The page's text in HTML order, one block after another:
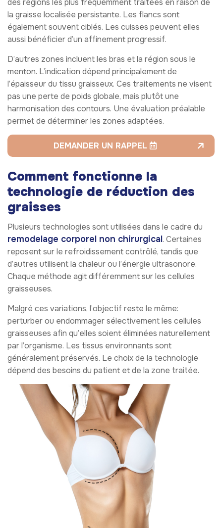
la graisse localisée persistante. Les flancs sont
également souvent ciblés. Les cuisses peuvent elles
aussi bénéficier d’un affinement progressif.
D’autres zones incluent les bras et la région sous le
menton. L’indication dépend principalement de
l’épaisseur du tissu graisseux. Ces traitements ne visent
pas une perte de poids globale, mais plutôt une
harmonisation des contours. Une évaluation préalable
permet de déterminer les zones adaptées.
DEMANDER UN RAPPEL
Comment fonctionne la
technologie de réduction des
graisses
Plusieurs technologies sont utilisées dans le cadre du
remodelage corporel non chirurgical. Certaines
reposent sur le refroidissement contrôlé, tandis que
d’autres utilisent la chaleur ou l’énergie ultrasonore.
Chaque méthode agit différemment sur les cellules
graisseuses.
Malgré ces variations, l’objectif reste le même:
perturber ou endommager sélectivement les cellules
graisseuses afin qu’elles soient éliminées naturellement
par l’organisme. Les tissus environnants sont
généralement préservés. Le choix de la technologie
dépend des besoins du patient et de la zone traitée.